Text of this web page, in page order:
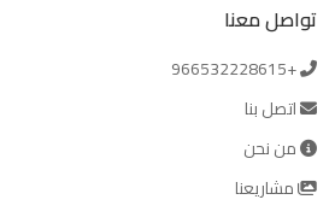
تواصل معنا
+966532228615
اتصل بنا
من نحن
مشاريعنا